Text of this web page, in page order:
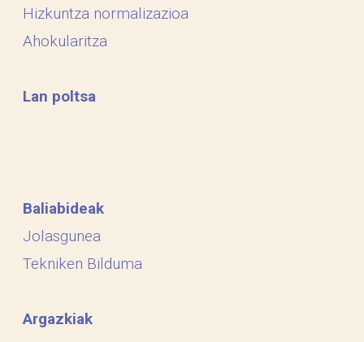
Hizkuntza normalizazioa
Ahokularitza
Lan poltsa
Baliabideak
Jolasgunea
Tekniken Bilduma
Argazkiak